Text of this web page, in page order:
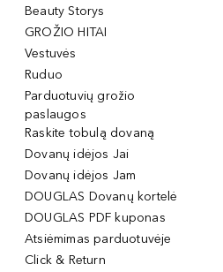
Beauty Storys
GROŽIO HITAI
Vestuvės
Ruduo
Parduotuvių grožio
paslaugos
Raskite tobulą dovaną
Dovanų idėjos Jai
Dovanų idėjos Jam
DOUGLAS Dovanų kortelė
DOUGLAS PDF kuponas
Atsiėmimas parduotuvėje
Click & Return